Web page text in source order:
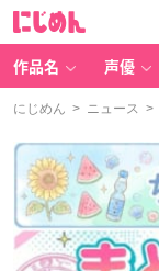
作品名 声優
にじめん > ニュース >